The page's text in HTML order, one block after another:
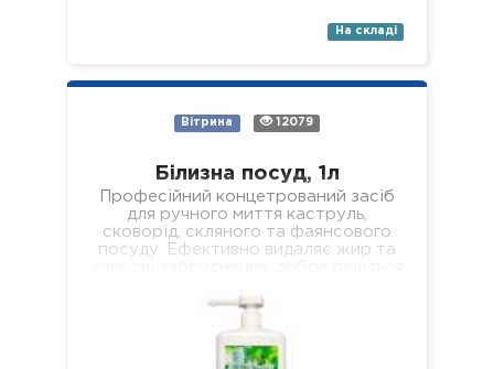
На складі
Вітрина 12079
Білизна посуд, 1л
Професійний концетрований засіб
для ручного миття каструль,
сковорід, скляного та фаянсового
посуду. Ефективно видаляє жир та
мильної…